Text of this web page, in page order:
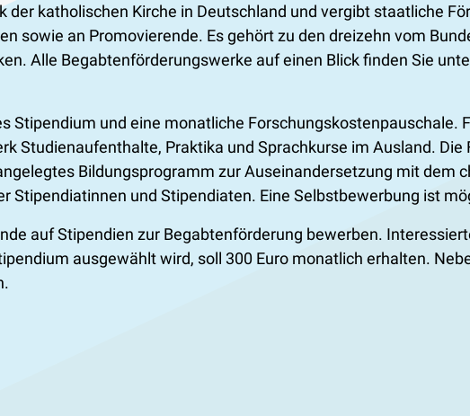
katholischen Kirche in Deutschland und vergibt staatliche
sowie an Promovierende. Es gehört zu den dreizehn vom
Alle Begabtenförderungswerke auf einen Blick finden Sie
Stipendium und eine monatliche Forschungskostenpauschale.
Studienaufenthalte, Praktika und Sprachkurse im Ausland.
Bildungsprogramm zur Auseinandersetzung mit dem
und Stipendiaten. Eine Selbstbewerbung ist
auf Stipendien zur Begabtenförderung bewerben.
ausgewählt wird, soll 300 Euro monatlich erhalten.